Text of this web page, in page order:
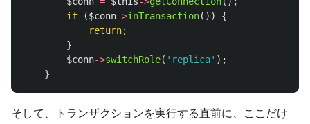
if
($conn->inTransaction())
{
return;
}
$conn->switchRole( 'replica' );
}
そして、トランザクションを実行する直前に、ここだけ